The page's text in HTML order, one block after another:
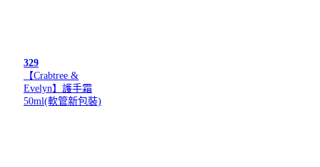
329
【Crabtree &
Evelyn】護手霜
50ml(軟管新包裝)